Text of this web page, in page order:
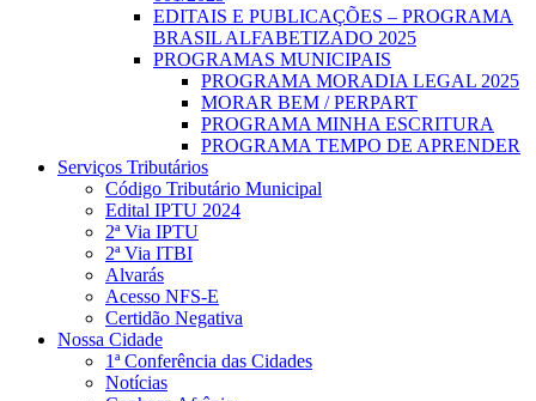
EDITAIS E PUBLICAÇÕES – PROGRAMA
BRASIL ALFABETIZADO 2025
PROGRAMAS MUNICIPAIS
PROGRAMA MORADIA LEGAL 2025
MORAR BEM / PERPART
PROGRAMA MINHA ESCRITURA
PROGRAMA TEMPO DE APRENDER
Serviços Tributários
Código Tributário Municipal
Edital IPTU 2024
2ª Via IPTU
2ª Via ITBI
Alvarás
Acesso NFS-E
Certidão Negativa
Nossa Cidade
1ª Conferência das Cidades
Notícias